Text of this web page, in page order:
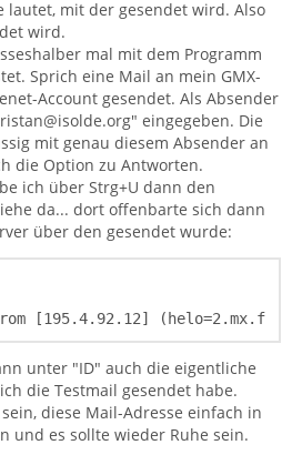
lautet, mit der gesendet wird. Also
wird.
mal mit dem Programm
Sprich eine Mail an mein GMX-
Account gesendet. Als Absender
eingegeben. Die
mit genau diesem Absender an
die Option zu Antworten.
ich über Strg+U dann den
da... dort offenbarte sich dann
über den gesendet wurde:
[195.4.92.12]
unter "ID" auch die eigentliche
die Testmail gesendet habe.
diese Mail-Adresse einfach in
und es sollte wieder Ruhe sein.